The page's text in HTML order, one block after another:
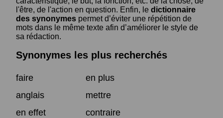
l'être, de l'action en question. Enfin, le dictionnaire
des synonymes permet d’éviter une répétition de
mots dans le même texte afin d’améliorer le style de
sa rédaction.
Synonymes les plus recherchés
faire
en plus
anglais
mettre
en effet
contraire